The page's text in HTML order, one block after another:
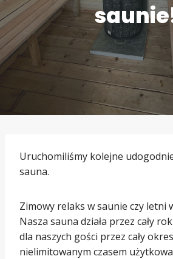
Uruchomiliśmy kolejne
sauna.
Zimowy relaks w saunie czy letni
Nasza sauna działa przez cały
dla naszych gości przez cały
nielimitowanym czasem